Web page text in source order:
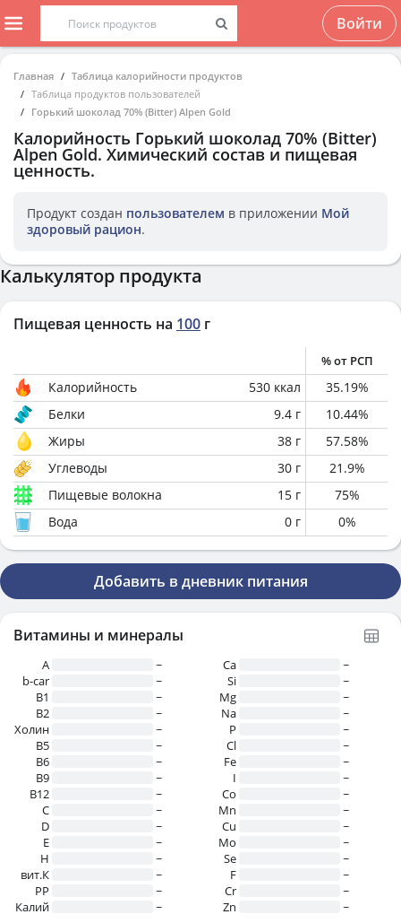
Войти
Главная
Таблица калорийности продуктов
Таблица продуктов пользователей
Горький шоколад 70% (Bitter) Alpen Gold
Калорийность Горький шоколад 70% (Bitter)
Alpen Gold. Химический состав и пищевая
ценность.
Продукт создан пользователем в приложении Мой
здоровый рацион.
Калькулятор продукта
Пищевая ценность на 100 г
% от РСП
Калорийность 530 ккал 35.19%
Белки
9.4 г 10.44%
Жиры
38 г 57.58%
Углеводы
30 г 21.9%
Пищевые волокна
15 г 75%
Вода
0 г 0%
Добавить в дневник питания
Витамины и минералы
A
~
b-car
~
В1
~
B2
~
Холин
~
B5
~
B6
~
B9
~
B12
~
C
~
D
~
E
~
H
~
вит.К
~
PP
~
Калий
~
Ca
~
Si
~
Mg
~
Na
~
P
~
Cl
~
Fe
~
I
~
Co
~
Mn
~
Cu
~
Mo
~
Se
~
F
~
Cr
~
Zn
~